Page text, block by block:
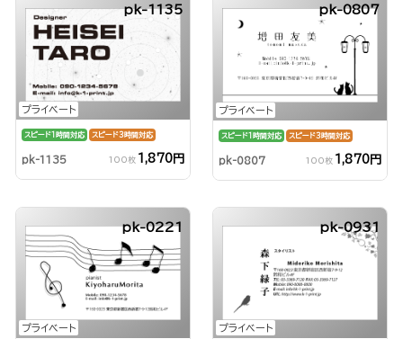
プライベート
pk-1135
スピード1時間対応 スピード3時間対応
pk-1135 100枚 1,870円
プライベート
pk-0807
スピード1時間対応 スピード3時間対応
pk-0807 100枚 1,870円
プライベート
pk-0221
プライベート
pk-0931